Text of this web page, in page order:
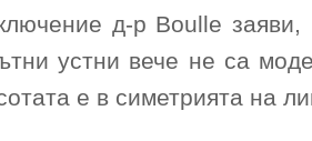
д-р Boulle заяви,
устни вече не са
е в симетрията на